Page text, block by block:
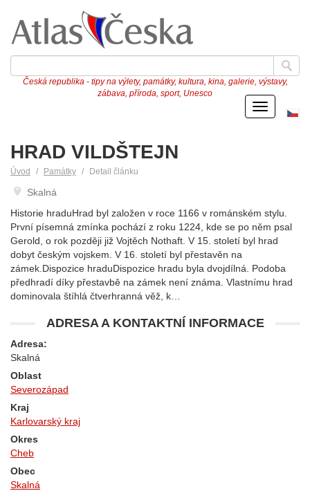
Česká republika - tipy na výlety, památky, kultura, kina, galerie, výstavy,
zábava, příroda, sport, Unesco
Menu
HRAD VILDŠTEJN
Úvod Památky Detail článku
Skalná
Historie hraduHrad byl založen v roce 1166 v románském stylu.
První písemná zmínka pochází z roku 1224, kde se po něm psal
Gerold, o rok později již Vojtěch Nothaft. V 15. století byl hrad
dobyt českým vojskem. V 16. století byl přestavěn na
zámek.Dispozice hraduDispozice hradu byla dvojdílná. Podoba
předhradí díky přestavbě na zámek není známa. Vlastnímu hrad
dominovala štíhlá čtverhranná věž, k…
ADRESA A KONTAKTNÍ INFORMACE
Adresa:
Skalná
Oblast
Severozápad
Kraj
Karlovarský kraj
Okres
Cheb
Obec
Skalná